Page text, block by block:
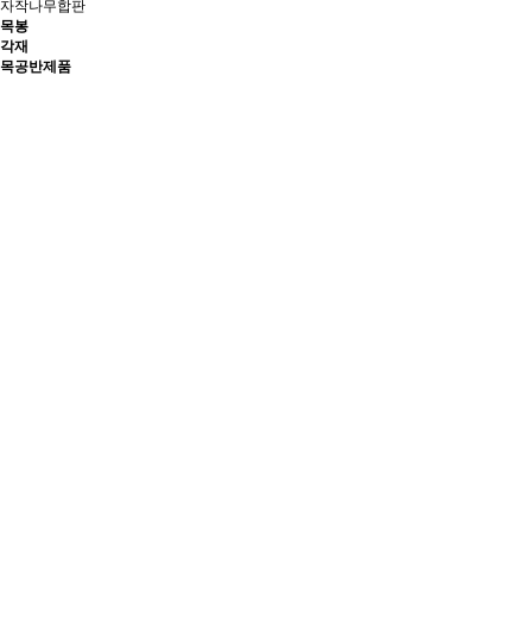
자작나무합판
목봉
각재
목공반제품